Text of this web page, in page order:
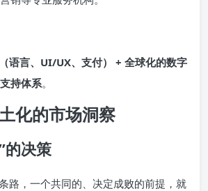
语言、UI/UX、支付） + 全球化的数字
持体系。
化的市场洞察
的决策
路，一个共同的、决定成败的前提，就